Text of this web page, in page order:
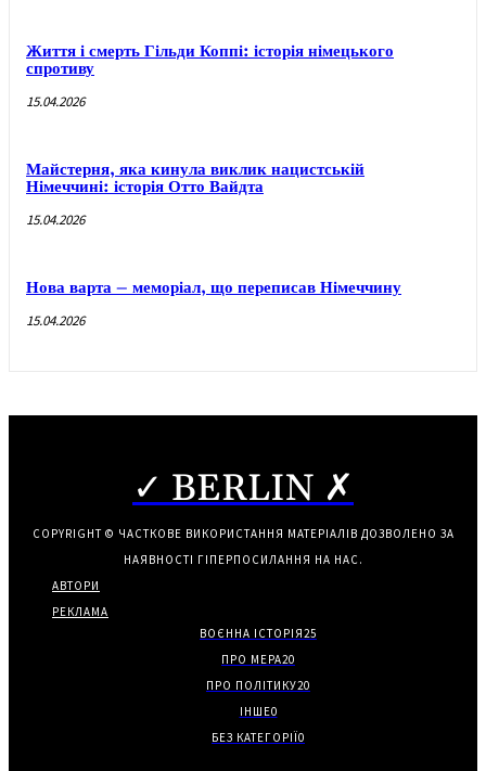
Життя і смерть Гільди Коппі: історія німецького
спротиву
15.04.2026
Майстерня, яка кинула виклик нацистській
Німеччині: історія Отто Вайдта
15.04.2026
Нова варта – меморіал, що переписав Німеччину
15.04.2026
✓ BERLIN ✗
COPYRIGHT © ЧАСТКОВЕ ВИКОРИСТАННЯ МАТЕРІАЛІВ ДОЗВОЛЕНО ЗА
НАЯВНОСТІ ГІПЕРПОСИЛАННЯ НА НАС.
АВТОРИ
РЕКЛАМА
ВОЄННА ІСТОРІЯ25
ПРО МЕРА20
ПРО ПОЛІТИКУ20
ІНШЕ0
БЕЗ КАТЕГОРІЇ0